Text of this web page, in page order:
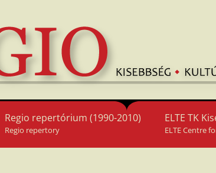
Regio repertórium (1990-2010)
Regio repertory
ELTE TK
ELTE Centre